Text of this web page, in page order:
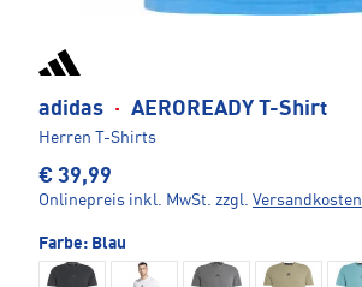
adidas · AEROREADY T-Shirt
Herren T-Shirts
€ 39,99
Onlinepreis inkl. MwSt. zzgl. Versandkosten
Farbe: Blau